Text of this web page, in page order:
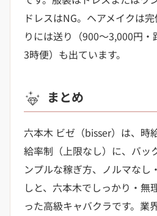
ドレスはNG。ヘアメイクは
りには送り（900〜3,000円
3時便）も出ています。
まとめ
六本木 ビゼ（bisser）は、時
給率制（上限なし）に、バッ
ンプルな稼ぎ方、ノルマなし
しと、六本木でしっかり・無
った高級キャバクラです。業